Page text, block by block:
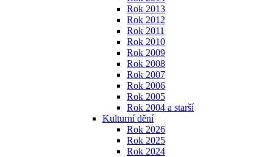
Rok 2013
Rok 2012
Rok 2011
Rok 2010
Rok 2009
Rok 2008
Rok 2007
Rok 2006
Rok 2005
Rok 2004 a starší
Kulturní dění
Rok 2026
Rok 2025
Rok 2024